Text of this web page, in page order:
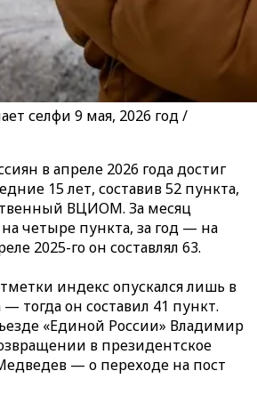
селфи 9 мая, 2026 год /
в апреле 2026 года достиг
15 лет, составив 52 пункта,
ВЦИОМ. За месяц
на четыре пункта, за год — на
2025-го он составлял 63.
индекс опускался лишь в
— тогда он составил 41 пункт.
«Единой России» Владимир
в президентское
— о переходе на пост